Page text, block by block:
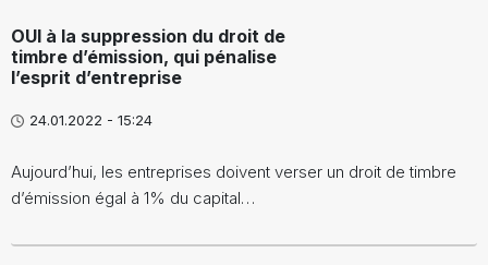
OUI à la suppression du droit de
timbre d’émission, qui pénalise
l’esprit d’entreprise
24.01.2022 - 15:24
Aujourd’hui, les entreprises doivent verser un droit de timbre
d’émission égal à 1% du capital…